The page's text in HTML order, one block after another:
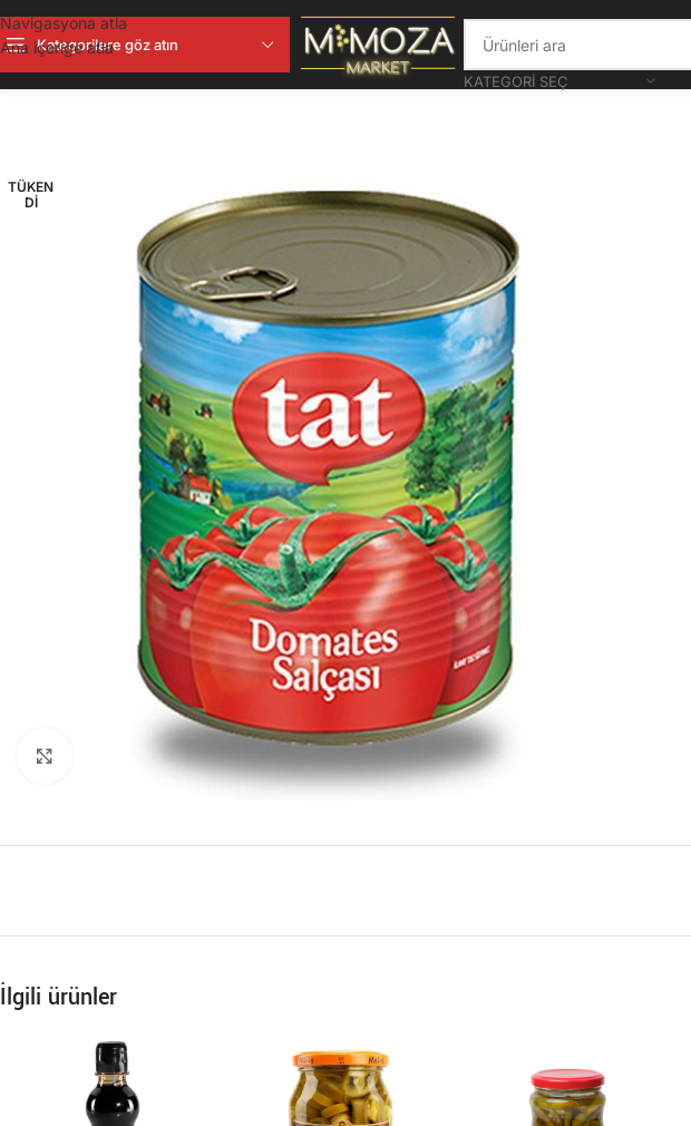
Navigasyona atla
Ana içeriğe atla
Kategorilere göz atın
KATEGORI SEÇ
TÜKEN
DI
Büyütmek için tıklayın
İlgili ürünler